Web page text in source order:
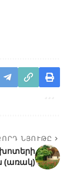
ՆՅՈՒԹԸ
(առակ)